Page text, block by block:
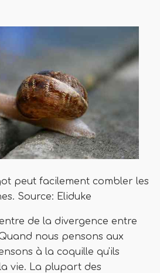
peut facilement combler les
Source: Eliduke
de la divergence entre
nous pensons aux
à la coquille qu'ils
vie. La plupart des